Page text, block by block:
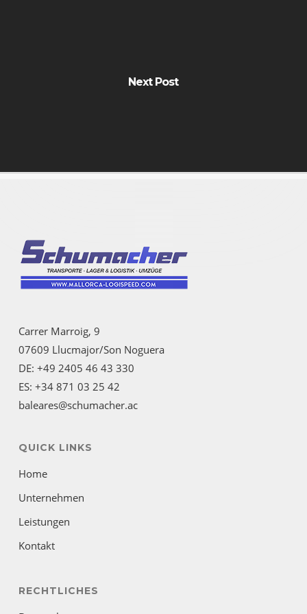
Next Post
Carrer Marroig, 9
07609 Llucmajor/Son Noguera
DE: +49 2405 46 43 330
ES: +34 871 03 25 42
baleares@schumacher.ac
QUICK LINKS
Home
Unternehmen
Leistungen
Kontakt
RECHTLICHES